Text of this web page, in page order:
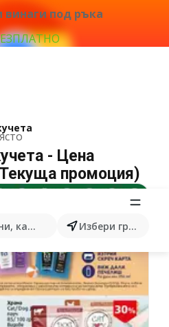
под ръка
категории, продукти...Избери град
- Цена
промоция)